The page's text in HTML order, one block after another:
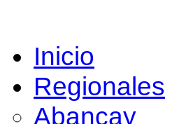
Inicio
Regionales
Abancay